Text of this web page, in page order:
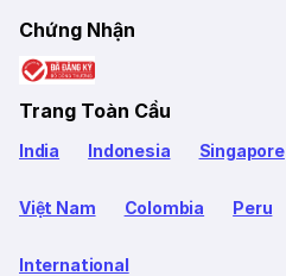
Chứng Nhận
Trang Toàn Cầu
India Indonesia Singapore
Việt Nam Colombia Peru
International